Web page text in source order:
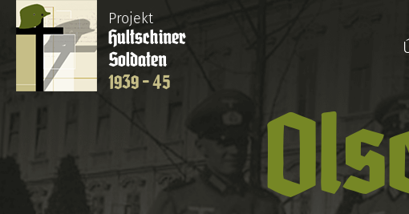
Projekt
Hultschiner
Soldaten
1939 - 45